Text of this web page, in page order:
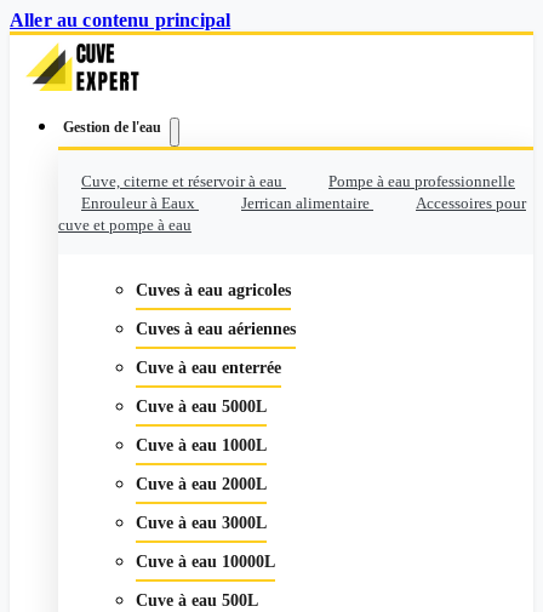
Aller au contenu principal
Gestion de l'eau
Cuve, citerne et réservoir à eau
Pompe à eau professionnelle
Enrouleur à Eaux
Jerrican alimentaire
Accessoires pour
cuve et pompe à eau
Cuves à eau agricoles
Cuves à eau aériennes
Cuve à eau enterrée
Cuve à eau 5000L
Cuve à eau 1000L
Cuve à eau 2000L
Cuve à eau 3000L
Cuve à eau 10000L
Cuve à eau 500L